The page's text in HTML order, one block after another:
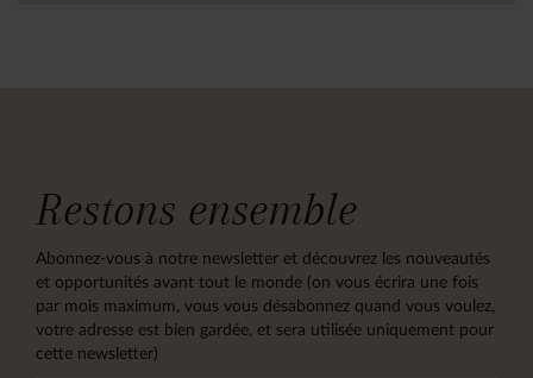
Restons ensemble
Abonnez-vous à notre newsletter et découvrez les nouveautés
et opportunités avant tout le monde (on vous écrira une fois
par mois maximum, vous vous désabonnez quand vous voulez,
votre adresse est bien gardée, et sera utilisée uniquement pour
cette newsletter)